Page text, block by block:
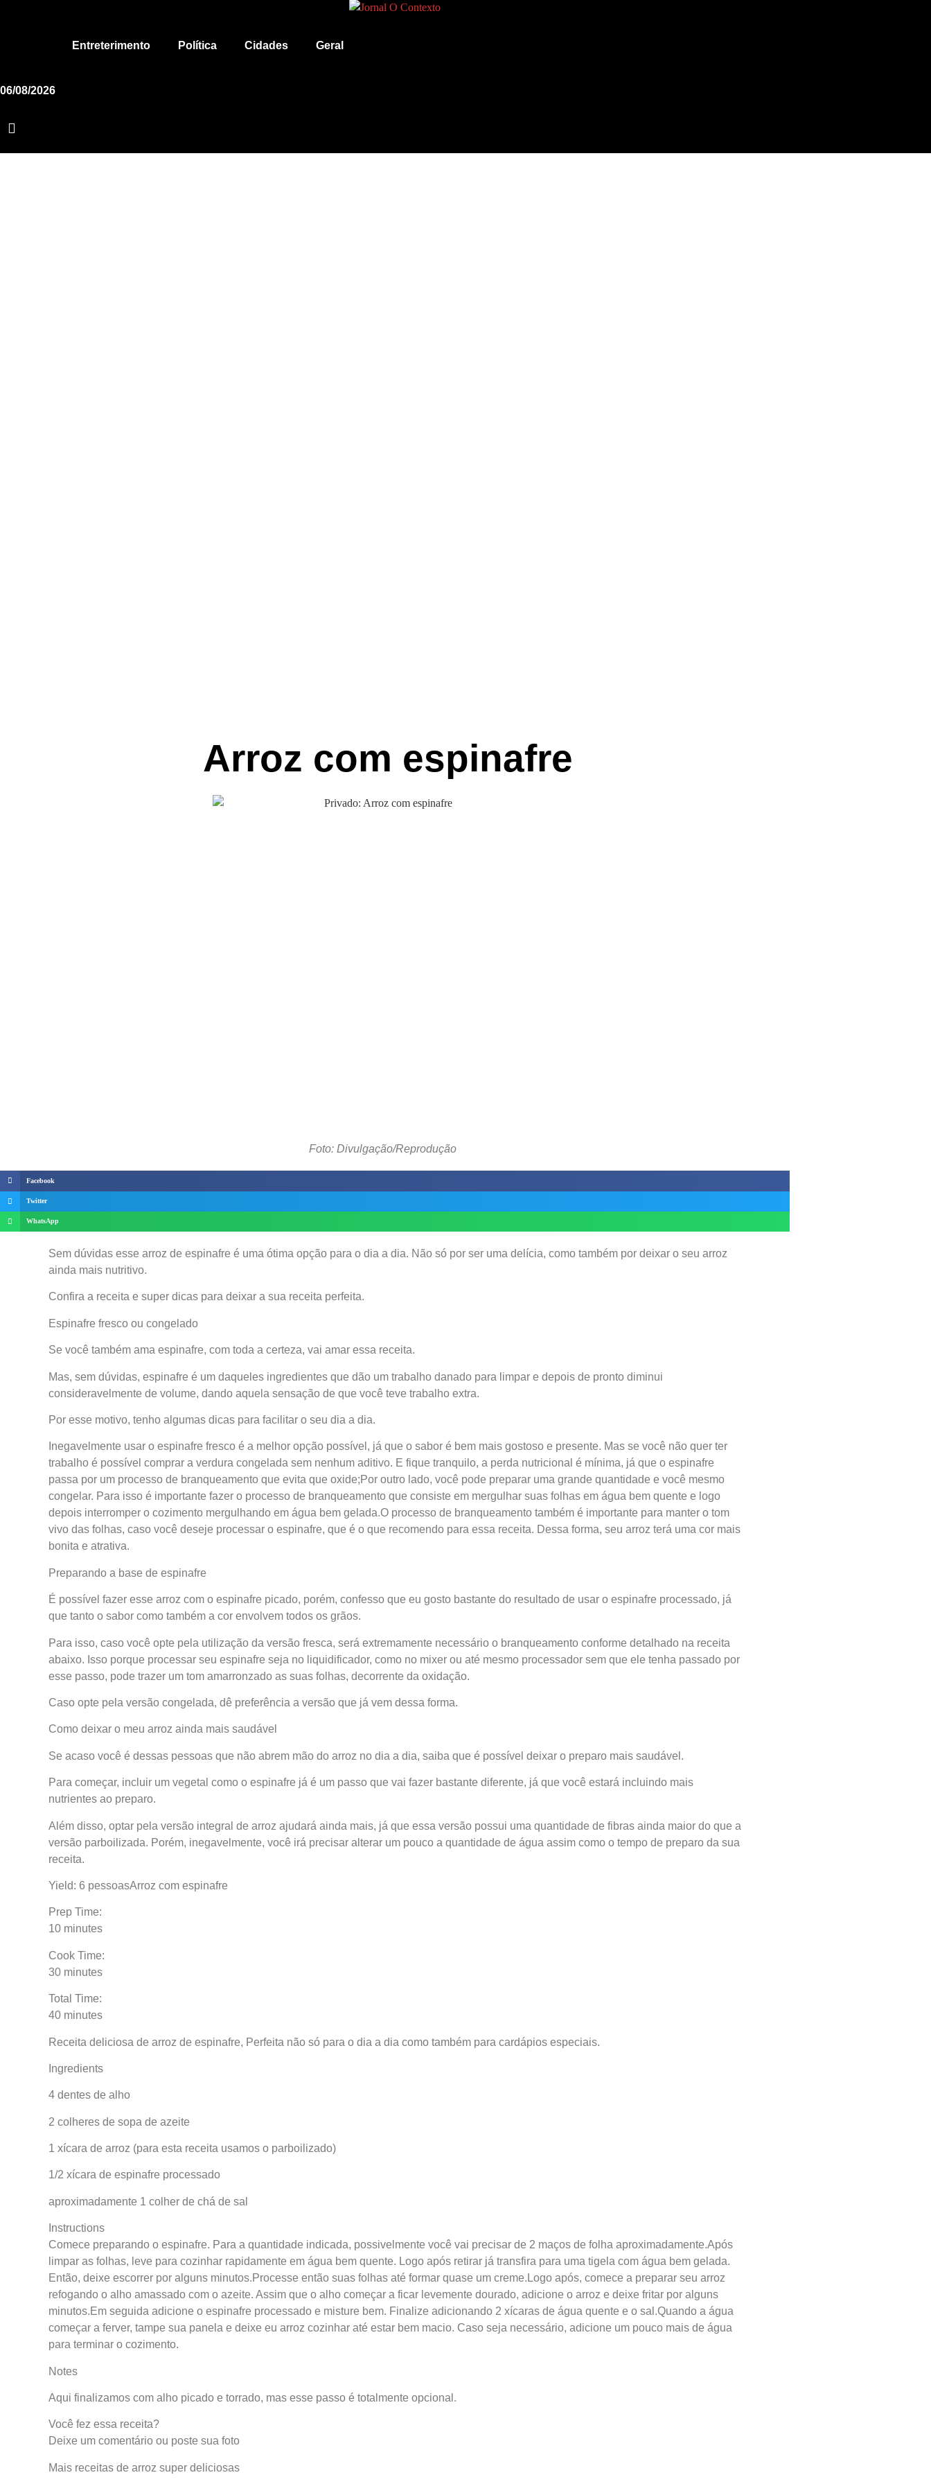
Entreterimento Política Cidades Geral
06/08/2026
Arroz com espinafre
Foto: Divulgação/Reprodução
Facebook
Twitter
WhatsApp
Sem dúvidas esse arroz de espinafre é uma ótima opção para o dia a dia. Não só por ser uma delícia, como também por deixar o seu arroz
ainda mais nutritivo.
Confira a receita e super dicas para deixar a sua receita perfeita.
Espinafre fresco ou congelado
Se você também ama espinafre, com toda a certeza, vai amar essa receita.
Mas, sem dúvidas, espinafre é um daqueles ingredientes que dão um trabalho danado para limpar e depois de pronto diminui
consideravelmente de volume, dando aquela sensação de que você teve trabalho extra.
Por esse motivo, tenho algumas dicas para facilitar o seu dia a dia.
Inegavelmente usar o espinafre fresco é a melhor opção possível, já que o sabor é bem mais gostoso e presente. Mas se você não quer ter
trabalho é possível comprar a verdura congelada sem nenhum aditivo. E fique tranquilo, a perda nutricional é mínima, já que o espinafre
passa por um processo de branqueamento que evita que oxide;Por outro lado, você pode preparar uma grande quantidade e você mesmo
congelar. Para isso é importante fazer o processo de branqueamento que consiste em mergulhar suas folhas em água bem quente e logo
depois interromper o cozimento mergulhando em água bem gelada.O processo de branqueamento também é importante para manter o tom
vivo das folhas, caso você deseje processar o espinafre, que é o que recomendo para essa receita. Dessa forma, seu arroz terá uma cor mais
bonita e atrativa.
Preparando a base de espinafre
É possível fazer esse arroz com o espinafre picado, porém, confesso que eu gosto bastante do resultado de usar o espinafre processado, já
que tanto o sabor como também a cor envolvem todos os grãos.
Para isso, caso você opte pela utilização da versão fresca, será extremamente necessário o branqueamento conforme detalhado na receita
abaixo. Isso porque processar seu espinafre seja no liquidificador, como no mixer ou até mesmo processador sem que ele tenha passado por
esse passo, pode trazer um tom amarronzado as suas folhas, decorrente da oxidação.
Caso opte pela versão congelada, dê preferência a versão que já vem dessa forma.
Como deixar o meu arroz ainda mais saudável
Se acaso você é dessas pessoas que não abrem mão do arroz no dia a dia, saiba que é possível deixar o preparo mais saudável.
Para começar, incluir um vegetal como o espinafre já é um passo que vai fazer bastante diferente, já que você estará incluindo mais
nutrientes ao preparo.
Além disso, optar pela versão integral de arroz ajudará ainda mais, já que essa versão possui uma quantidade de fibras ainda maior do que a
versão parboilizada. Porém, inegavelmente, você irá precisar alterar um pouco a quantidade de água assim como o tempo de preparo da sua
receita.
Yield: 6 pessoasArroz com espinafre
Prep Time:
10 minutes
Cook Time:
30 minutes
Total Time:
40 minutes
Receita deliciosa de arroz de espinafre, Perfeita não só para o dia a dia como também para cardápios especiais.
Ingredients
4 dentes de alho
2 colheres de sopa de azeite
1 xícara de arroz (para esta receita usamos o parboilizado)
1/2 xícara de espinafre processado
aproximadamente 1 colher de chá de sal
Instructions
Comece preparando o espinafre. Para a quantidade indicada, possivelmente você vai precisar de 2 maços de folha aproximadamente.Após
limpar as folhas, leve para cozinhar rapidamente em água bem quente. Logo após retirar já transfira para uma tigela com água bem gelada.
Então, deixe escorrer por alguns minutos.Processe então suas folhas até formar quase um creme.Logo após, comece a preparar seu arroz
refogando o alho amassado com o azeite. Assim que o alho começar a ficar levemente dourado, adicione o arroz e deixe fritar por alguns
minutos.Em seguida adicione o espinafre processado e misture bem. Finalize adicionando 2 xícaras de água quente e o sal.Quando a água
começar a ferver, tampe sua panela e deixe eu arroz cozinhar até estar bem macio. Caso seja necessário, adicione um pouco mais de água
para terminar o cozimento.
Notes
Aqui finalizamos com alho picado e torrado, mas esse passo é totalmente opcional.
Você fez essa receita?
Deixe um comentário ou poste sua foto
Mais receitas de arroz super deliciosas